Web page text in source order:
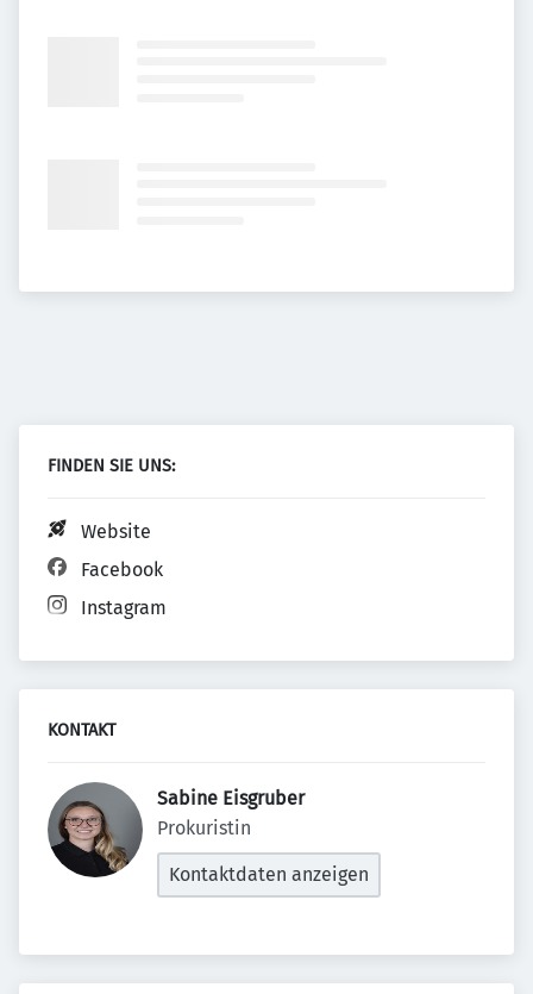
FINDEN SIE UNS:
Website
Facebook
Instagram
KONTAKT
Sabine Eisgruber
Prokuristin
Kontaktdaten anzeigen